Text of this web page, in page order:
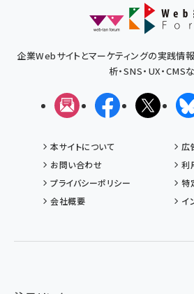
企業Webサイトとマーケティングの実践情
析・SNS・UX・CMS
メルマガFacebookX(エッ
本サイトについて
広
お問い合わせ
利
プライバシーポリシー
特
会社概要
イ